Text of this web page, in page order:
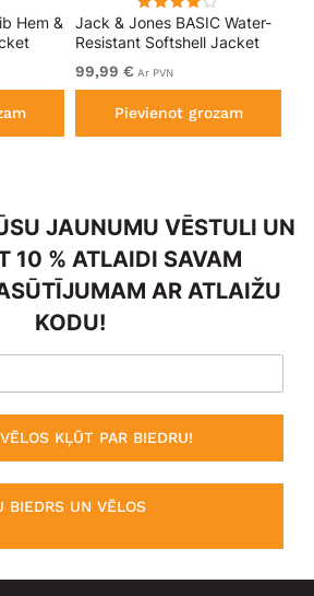
Hem &
Jack & Jones BASIC Water-
Resistant Softshell Jacket
Black
99,99 € Ar PVN
Pievienot grozam
JAUNUMU VĒSTULI UN
10 % ATLAIDI SAVAM
AR ATLAIŽU
KODU!
KĻŪT PAR BIEDRU!
BIEDRS UN VĒLOS